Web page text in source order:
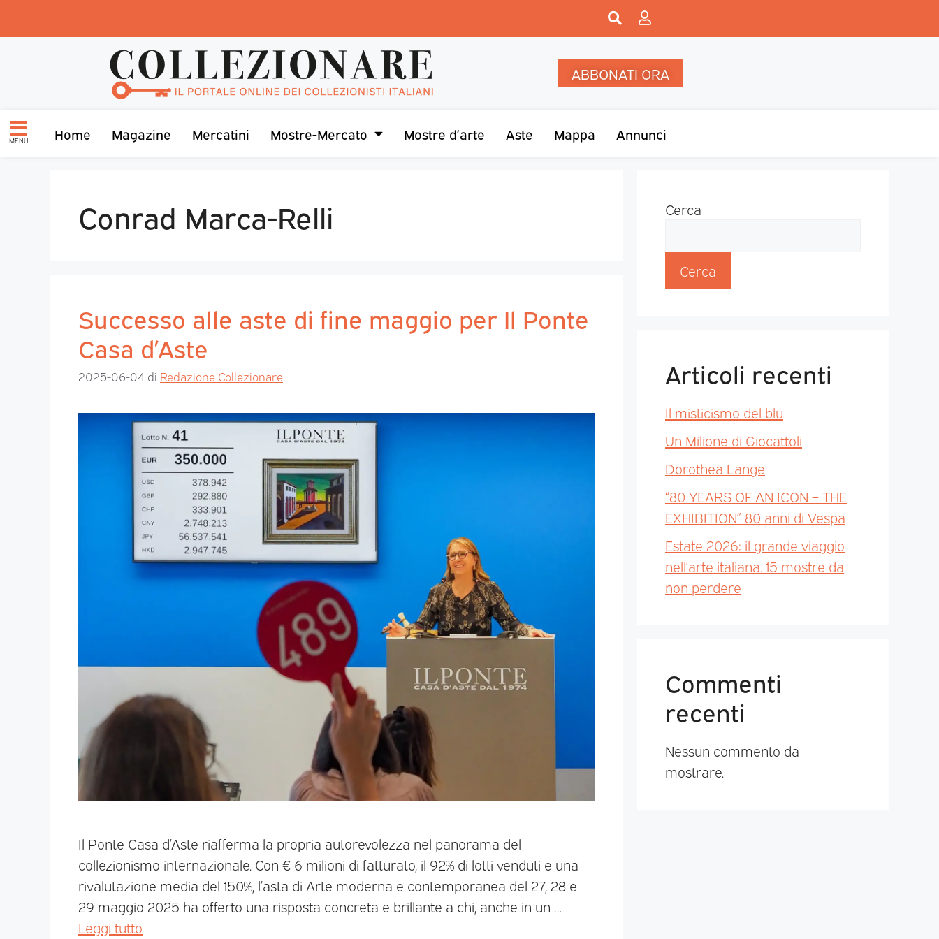
ABBONATI ORA
MENU Home Magazine Mercatini Mostre-Mercato Mostre d’arte Aste Mappa Annunci
Conrad Marca-Relli
Successo alle aste di fine maggio per Il Ponte
Casa d’Aste
2025-06-04 di Redazione Collezionare
Il Ponte Casa d’Aste riafferma la propria autorevolezza nel panorama del
collezionismo internazionale. Con € 6 milioni di fatturato, il 92% di lotti venduti e una
rivalutazione media del 150%, l’asta di Arte moderna e contemporanea del 27, 28 e
29 maggio 2025 ha offerto una risposta concreta e brillante a chi, anche in un …
Leggi tutto
Cerca
Cerca
Articoli recenti
Il misticismo del blu
Un Milione di Giocattoli
Dorothea Lange
“80 YEARS OF AN ICON – THE
EXHIBITION” 80 anni di Vespa
Estate 2026: il grande viaggio
nell’arte italiana. 15 mostre da
non perdere
Commenti
recenti
Nessun commento da
mostrare.